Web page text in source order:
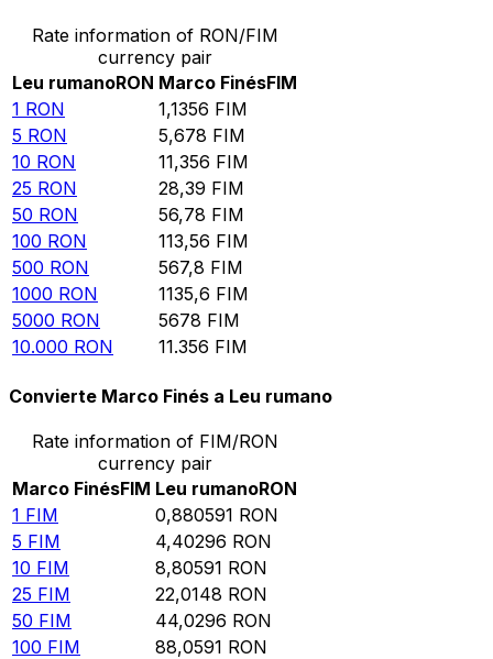
Rate information of RON/FIM
currency pair
Leu rumanoRON Marco FinésFIM
1 RON 1,1356 FIM
5 RON 5,678 FIM
10 RON 11,356 FIM
25 RON 28,39 FIM
50 RON 56,78 FIM
100 RON 113,56 FIM
500 RON 567,8 FIM
1000 RON 1135,6 FIM
5000 RON 5678 FIM
10.000 RON 11.356 FIM
Convierte Marco Finés a Leu rumano
Rate information of FIM/RON
currency pair
Marco FinésFIM Leu rumanoRON
1 FIM 0,880591 RON
5 FIM 4,40296 RON
10 FIM 8,80591 RON
25 FIM 22,0148 RON
50 FIM 44,0296 RON
100 FIM 88,0591 RON